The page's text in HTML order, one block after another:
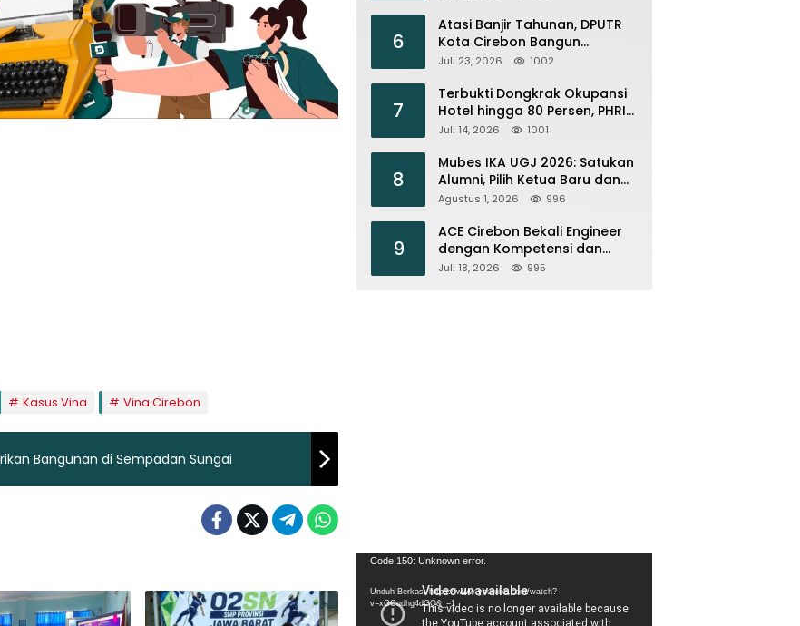
Kasus Vina Vina Cirebon
Bangunan di Sempadan Sungai
6
Atasi Banjir Tahunan, DPUTR
Kota Cirebon Bangun
Tanggul dan Normalisasi
Juli 23, 2026 1002
7
Terbukti Dongkrak Okupansi
Hotel hingga 80 Persen, PHRI :
Perbanyak Event Olahraga di
Juli 14, 2026 1001
8
Mubes IKA UGJ 2026: Satukan
Alumni, Pilih Ketua Baru dan
Perkuat Jejaring
Agustus 1, 2026 996
9
ACE Cirebon Bekali Engineer
dengan Kompetensi dan
Efisiensi Energi
Juli 18, 2026 995
Pemutar
Code 150: Unknown error.
Unduh Berkas: https://www.youtube.com/watch?
v=xGCudhg4dGQ&_=1